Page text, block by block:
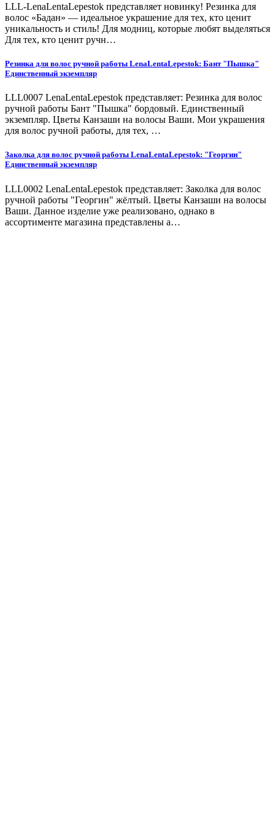
LLL-LenaLentaLepestok представляет новинку! Резинка для
волос «Бадан» — идеальное украшение для тех, кто ценит
уникальность и стиль! Для модниц, которые любят выделяться
Для тех, кто ценит ручн…
Резинка для волос ручной работы LenaLentaLepestok: Бант "Пышка"
Единственный экземпляр
LLL0007 LenaLentaLepestok представляет: Резинка для волос
ручной работы Бант "Пышка" бордовый. Единственный
экземпляр. Цветы Канзаши на волосы Ваши. Мои украшения
для волос ручной работы, для тех, …
Заколка для волос ручной работы LenaLentaLepestok: "Георгин"
Единственный экземпляр
LLL0002 LenaLentaLepestok представляет: Заколка для волос
ручной работы "Георгин" жёлтый. Цветы Канзаши на волосы
Ваши. Данное изделие уже реализовано, однако в
ассортименте магазина представлены а…